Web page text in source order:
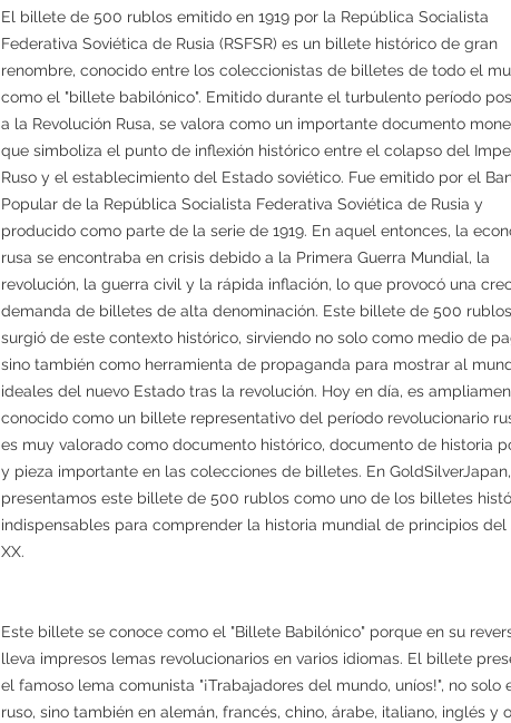
El billete de 500 rublos emitido en 1919 por la República Socialista
Federativa Soviética de Rusia (RSFSR) es un billete histórico de gran
renombre, conocido entre los coleccionistas de billetes de todo el
como el "billete babilónico". Emitido durante el turbulento período
a la Revolución Rusa, se valora como un importante documento
que simboliza el punto de inflexión histórico entre el colapso del
Ruso y el establecimiento del Estado soviético. Fue emitido por el
Popular de la República Socialista Federativa Soviética de Rusia y
producido como parte de la serie de 1919. En aquel entonces, la
rusa se encontraba en crisis debido a la Primera Guerra Mundial, la
revolución, la guerra civil y la rápida inflación, lo que provocó una
demanda de billetes de alta denominación. Este billete de 500 rublos
surgió de este contexto histórico, sirviendo no solo como medio de
sino también como herramienta de propaganda para mostrar al
ideales del nuevo Estado tras la revolución. Hoy en día, es
conocido como un billete representativo del período revolucionario
es muy valorado como documento histórico, documento de historia
y pieza importante en las colecciones de billetes. En GoldSilverJapan,
presentamos este billete de 500 rublos como uno de los billetes
indispensables para comprender la historia mundial de principios del
XX.
Este billete se conoce como el "Billete Babilónico" porque en su
lleva impresos lemas revolucionarios en varios idiomas. El billete
el famoso lema comunista "¡Trabajadores del mundo, uníos!", no solo
ruso, sino también en alemán, francés, chino, árabe, italiano, inglés y